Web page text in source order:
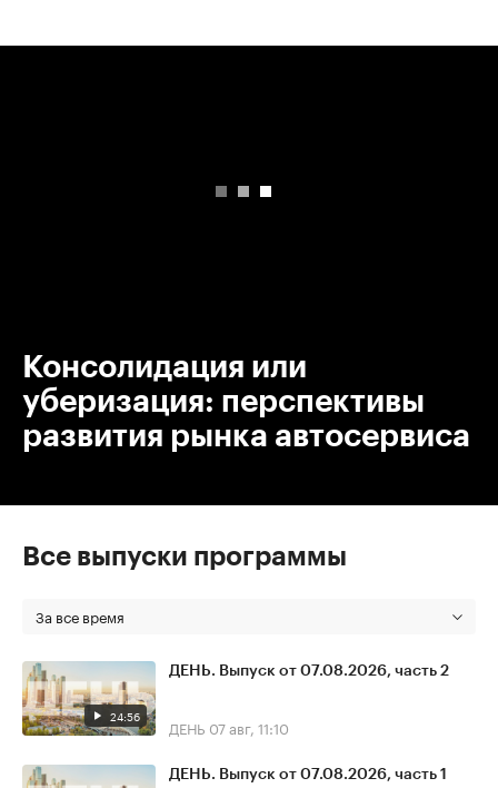
Консолидация или
уберизация: перспективы
развития рынка автосервиса
Все выпуски программы
За все время
24:56
ДЕНЬ. Выпуск от 07.08.2026, часть 2
ДЕНЬ 07 авг, 11:10
ДЕНЬ. Выпуск от 07.08.2026, часть 1